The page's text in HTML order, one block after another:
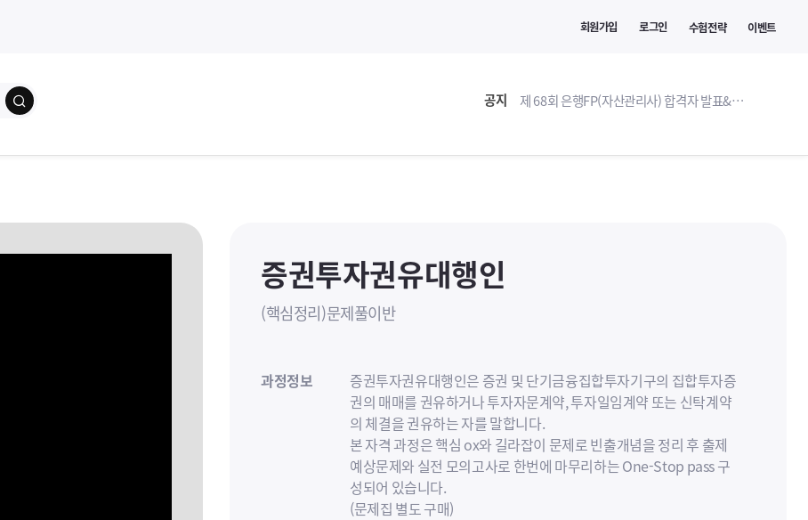
회원가입 로그인 수험전략 이벤트
공지 제 68회 은행FP(자산관리사) 합격자 발표&환급 안내
증권투자권유대행인
(핵심정리)문제풀이반
과정정보
증권투자권유대행인은 증권 및 단기금융집합투자기구의 집합투자증
권의 매매를 권유하거나 투자자문계약, 투자일임계약 또는 신탁계약
의 체결을 권유하는 자를 말합니다.
본 자격 과정은 핵심 ox와 길라잡이 문제로 빈출개념을 정리 후 출제
예상문제와 실전 모의고사로 한번에 마무리하는 One-Stop pass 구
성되어 있습니다.
(문제집 별도 구매)